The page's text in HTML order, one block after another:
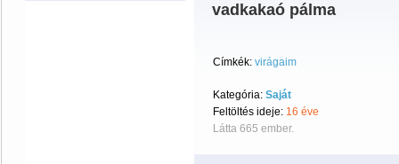
vadkakaó pálma
Címkék: virágaim
Kategória: Saját
Feltöltés ideje: 16 éve
Látta 665 ember.